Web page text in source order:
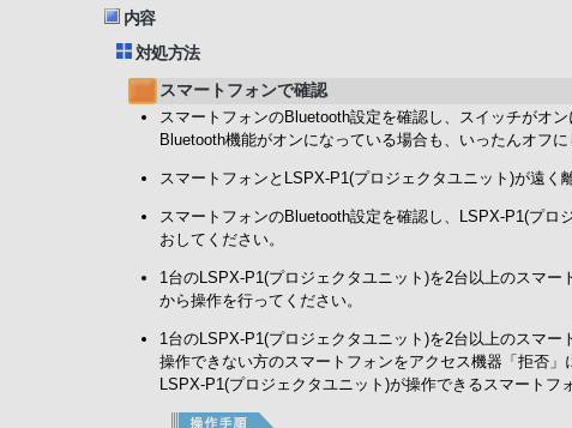
内容
対処方法
スマートフォンで確認
スマートフォンのBluetooth設定を確認し、スイッチがオン
Bluetooth機能がオンになっている場合も、いったんオフ
スマートフォンとLSPX-P1(プロジェクタユニット)が遠く
スマートフォンのBluetooth設定を確認し、LSPX-P1(プ
おしてください。
1台のLSPX-P1(プロジェクタユニット)を2台以上のスマ
から操作を行ってください。
1台のLSPX-P1(プロジェクタユニット)を2台以上のスマ
操作できない方のスマートフォンをアクセス機器「拒否」
LSPX-P1(プロジェクタユニット)が操作できるスマートフ